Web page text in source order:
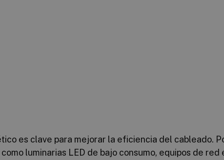
es clave para mejorar la eficiencia del cableado.
luminarias LED de bajo consumo, equipos de